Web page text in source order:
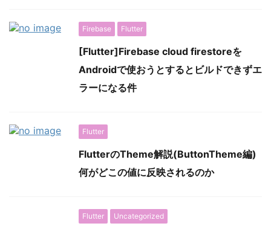
Firebase Flutter
[Flutter]Firebase cloud firestoreを
Androidで使おうとするとビルドできずエ
ラーになる件
Flutter
FlutterのTheme解説(ButtonTheme編)
何がどこの値に反映されるのか
Flutter Uncategorized